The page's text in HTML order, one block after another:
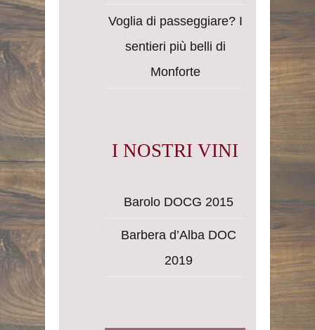
Voglia di passeggiare? I
sentieri più belli di
Monforte
I NOSTRI VINI
Barolo DOCG 2015
Barbera d’Alba DOC
2019